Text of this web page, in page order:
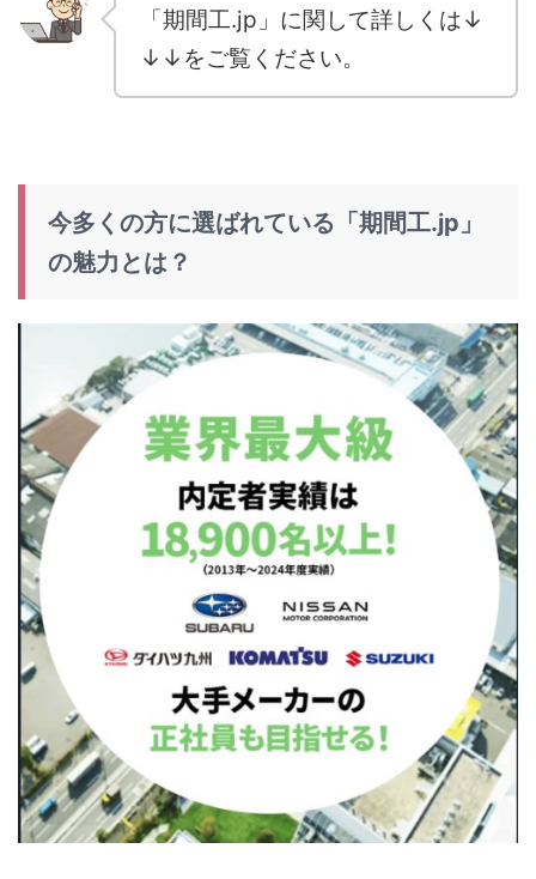
「期間工.jp」に関して詳しくは↓
↓↓をご覧ください。
今多くの方に選ばれている「期間工.jp」
の魅力とは？